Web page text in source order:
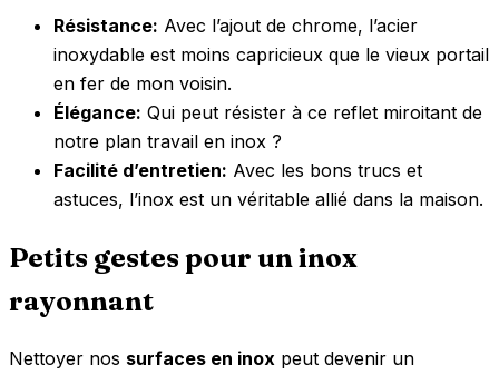
Résistance: Avec l’ajout de chrome, l’acier
inoxydable est moins capricieux que le vieux portail
en fer de mon voisin.
Élégance: Qui peut résister à ce reflet miroitant de
notre plan travail en inox ?
Facilité d’entretien: Avec les bons trucs et
astuces, l’inox est un véritable allié dans la maison.
Petits gestes pour un inox
rayonnant
Nettoyer nos surfaces en inox peut devenir un